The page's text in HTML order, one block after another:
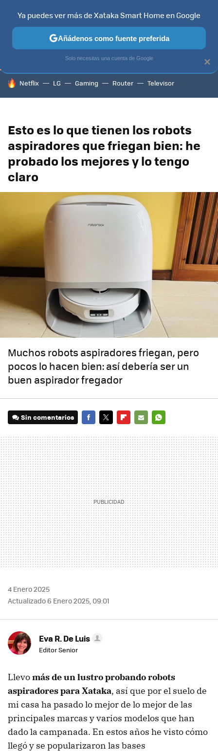
TELEVISORES CONTENIDOS SMART TV SELECCIÓN
HOY SE HABLA DE
Netflix LG Gaming Router Televisor
Esto es lo que tienen los robots
aspiradores que friegan bien: he
probado los mejores y lo tengo
claro
Muchos robots aspiradores friegan, pero
pocos lo hacen bien: así debería ser un
buen aspirador fregador
Sin comentarios
MAIL
4 Enero 2025
Actualizado 6 Enero 2025, 09:01
Eva R. De Luis
Editor Senior
Llevomás de un lustro probando robots
aspiradores para Xataka, así que por el suelo de
mi casa ha pasado lo mejor de lo mejor de las
principales marcas y varios modelos que han
dado la campanada. En estos años he visto cómo
llegó y se popularizaron las bases
×
Ya puedes ver más de Xataka Smart Home en Google
Añádenos como fuente preferida
Solo necesitas una cuenta de Google